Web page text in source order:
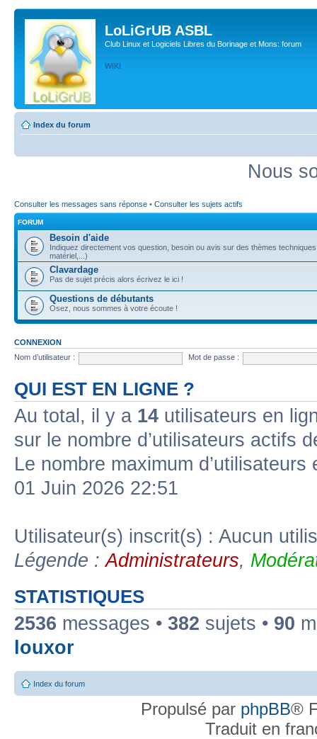
LoLiGrUB ASBL
Club Linux et Logiciels Libres du Borinage et Mons: forum
WIKI
Index du forum
Nous
Consulter les messages sans réponse • Consulter les sujets actifs
FORUM
Besoin d'aide
Indiquez directement vos question, besoin ou avis sur des thèmes
matériel,...)
Clavardage
Pas de sujet précis alors écrivez le ici !
Questions de débutants
Osez, nous sommes à votre écoute !
CONNEXION
Nom d’utilisateur :
Mot de passe :
QUI EST EN LIGNE ?
Au total, il y a 14 utilisateurs en
sur le nombre d’utilisateurs actifs
Le nombre maximum
01 Juin 2026 22:51
Utilisateur(s) inscrit(s) : Aucun
Légende :Administrateurs,
STATISTIQUES
2536 messages • 382 sujets • 90
louxor
Index du forum
Propulsé par phpBB®
Traduit en